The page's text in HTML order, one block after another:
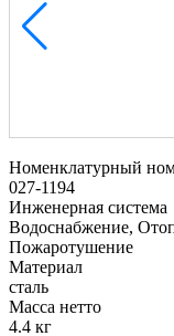
Номенклатурный
027-1194
Инженерная система
Водоснабжение,
Пожаротушение
Материал
сталь
Масса нетто
4.4 кг